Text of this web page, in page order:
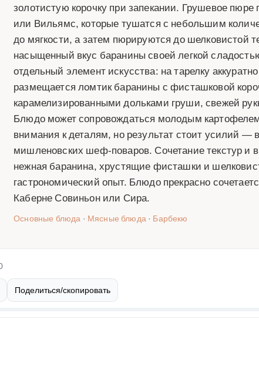
золотистую корочку при запекании. Грушевое
или Вильямс, которые тушатся с небольшим
до мягкости, а затем пюрируются до шелковистой
насыщенный вкус баранины своей легкой
отдельный элемент искусства: на тарелку
размещается ломтик баранины с фисташковой
карамелизированными дольками груши, свежей
Блюдо может сопровождаться молодым
внимания к деталям, но результат стоит усилий —
мишленовских шеф-поваров. Сочетание текстур и
нежная баранина, хрустящие фисташки и
гастрономический опыт. Блюдо прекрасно
Каберне Совиньон или Сира.
Основные блюда · Мясные блюда· Барбекю
Поделиться/скопировать